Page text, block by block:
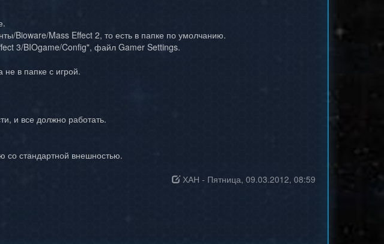
Bioware/Mass Effect 2, то есть в папке по умолчанию.
3/BIOgame/Config", файл Gamer Settings.
в папке с игрой.
и все должно работать.
со стандартной внешностью.
ХАН - Пятница, 09.03.2012, 08:59